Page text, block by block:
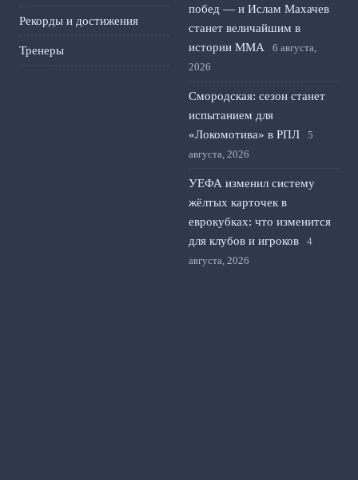
Рекорды и достижения
Тренеры
побед — и Ислам Махачев
станет величайшим в
истории ММА
6 августа,
2026
Смородская: сезон станет
испытанием для
«Локомотива» в РПЛ
5
августа, 2026
УЕФА изменил систему
жёлтых карточек в
еврокубках: что изменится
для клубов и игроков
4
августа, 2026